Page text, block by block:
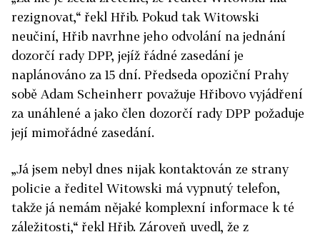
rezignovat,“ řekl Hřib. Pokud tak Witowski
neučiní, Hřib navrhne jeho odvolání na jednání
dozorčí rady DPP, jejíž řádné zasedání je
naplánováno za 15 dní. Předseda opoziční Prahy
sobě Adam Scheinherr považuje Hřibovo vyjádření
za unáhlené a jako člen dozorčí rady DPP požaduje
její mimořádné zasedání.
„Já jsem nebyl dnes nijak kontaktován ze strany
policie a ředitel Witowski má vypnutý telefon,
takže já nemám nějaké komplexní informace k té
záležitosti,“ řekl Hřib. Zároveň uvedl, že z